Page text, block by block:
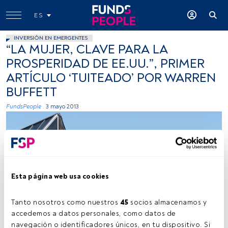
Esta página web usa cookies
Tanto nosotros como nuestros 45 socios almacenamos y
accedemos a datos personales, como datos de
navegación o identificadores únicos, en tu dispositivo. Si
ES
INVERSIÓN EN EMERGENTES
“LA MUJER, CLAVE PARA LA
PROSPERIDAD DE EE.UU.”, PRIMER
ARTÍCULO ‘TUITEADO’ POR WARREN
BUFFETT
FundsPeople . 3 mayo 2013